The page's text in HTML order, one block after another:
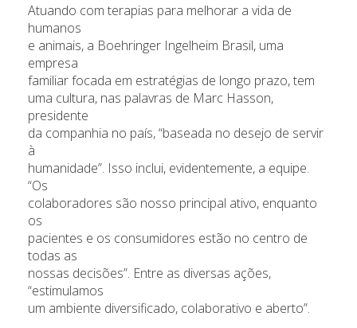
Atuando com terapias para melhorar a vida de
humanos
e animais, a Boehringer Ingelheim Brasil, uma
empresa
familiar focada em estratégias de longo prazo, tem
uma cultura, nas palavras de Marc Hasson,
presidente
da companhia no país, “baseada no desejo de servir
à
humanidade”. Isso inclui, evidentemente, a equipe.
“Os
colaboradores são nosso principal ativo, enquanto
os
pacientes e os consumidores estão no centro de
todas as
nossas decisões”. Entre as diversas ações,
“estimulamos
um ambiente diversificado, colaborativo e aberto”.